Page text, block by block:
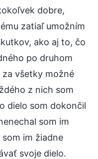
dobre,
zatiaľ umožním
ako aj to, čo
po druhom
všetky možné
z nich som
dielo som dokončil
som im
im žiadne
svoje dielo.